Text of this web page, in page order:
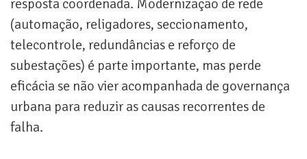
resposta coordenada. Modernização de rede
(automação, religadores, seccionamento,
telecontrole, redundâncias e reforço de
subestações) é parte importante, mas perde
eficácia se não vier acompanhada de governança
urbana para reduzir as causas recorrentes de
falha.